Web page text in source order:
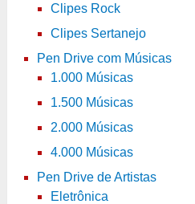
Clipes Rock
Clipes Sertanejo
Pen Drive com Músicas
1.000 Músicas
1.500 Músicas
2.000 Músicas
4.000 Músicas
Pen Drive de Artistas
Eletrônica